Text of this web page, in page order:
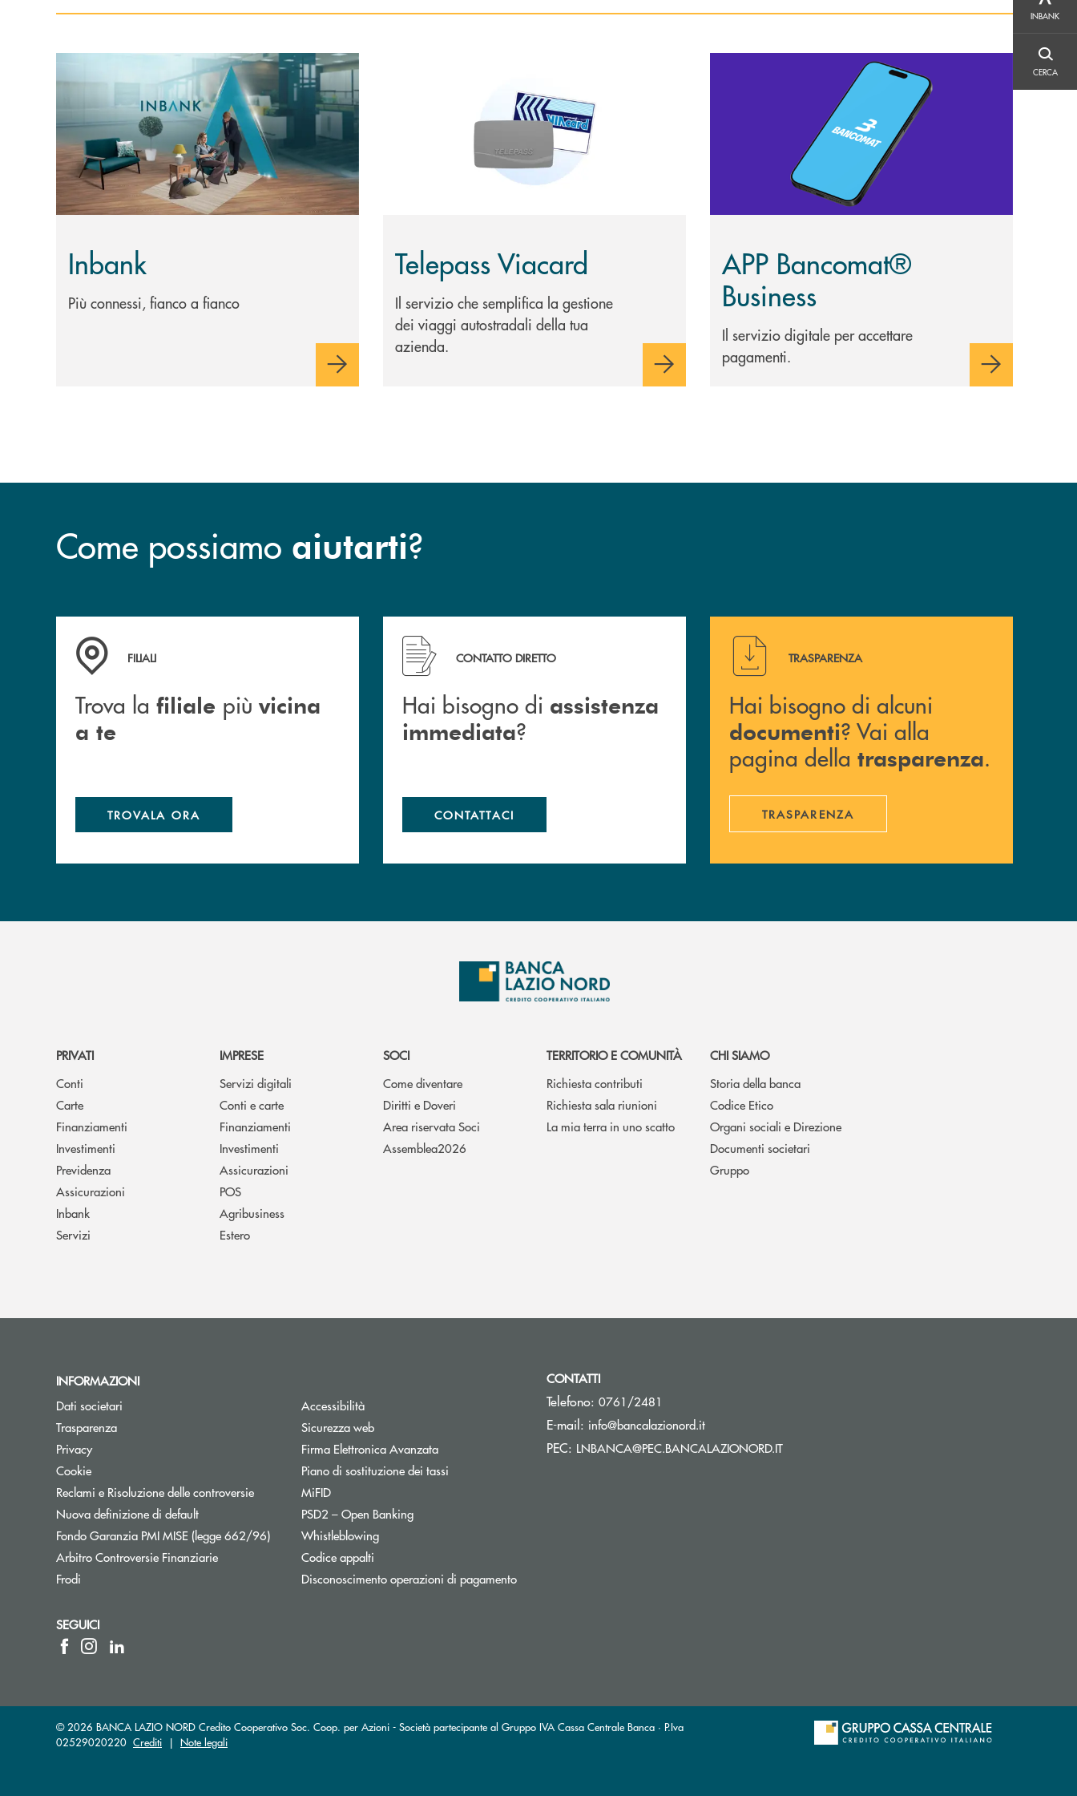
INBANK
CERCA
Inbank
Più connessi, fianco a fianco
Telepass Viacard
Il servizio che semplifica la gestione
dei viaggi autostradali della tua
azienda.
Scopri di più APP Bancomat® Business
APP Bancomat®
Business
Il servizio digitale per accettare
pagamenti.
Come possiamo aiutarti?
Trova la filiale più vicina a te
FILIALI
Trova la filiale più vicina
a te
TROVALA ORA
Hai bisogno di assistenza immediata ?
CONTATTO DIRETTO
Hai bisogno di assistenza
immediata?
CONTATTACI
Hai bisogno di alcuni documenti ? Vai alla pagina della
TRASPARENZA
Hai bisogno di alcuni
documenti? Vai alla
pagina della trasparenza.
TRASPARENZA
PRIVATI
Conti
Carte
Finanziamenti
Investimenti
Previdenza
Assicurazioni
Inbank
Servizi
IMPRESE
Servizi digitali
Conti e carte
Finanziamenti
Investimenti
Assicurazioni
POS
Agribusiness
Estero
SOCI
Come diventare
Diritti e Doveri
Area riservata Soci
Assemblea2026
TERRITORIO E COMUNITÀ
Richiesta contributi
Richiesta sala riunioni
La mia terra in uno scatto
CHI SIAMO
Storia della banca
Codice Etico
Organi sociali e Direzione
Documenti societari
Gruppo
INFORMAZIONI
Dati societari
Trasparenza
Privacy
Cookie
Reclami e Risoluzione delle controversie
Nuova definizione di default
Fondo Garanzia PMI MISE (legge 662/96)Apre una nuova finestra
Arbitro Controversie FinanziarieApre una nuova finestra
Frodi
Accessibilità
Sicurezza web
Firma Elettronica Avanzata
Piano di sostituzione dei tassi
MiFID
PSD2 – Open BankingApre una nuova finestra
Whistleblowing
Codice appalti
Disconoscimento operazioni di pagamento
CONTATTI
Telefono: 0761/2481
E-mail: info@bancalazionord.it(si apre l’app di posta elettronica)
PEC: LNBANCA@PEC.BANCALAZIONORD.IT(si apre l’app di posta elettronica)
SEGUICI
© 2026 BANCA LAZIO NORD Credito Cooperativo Soc. Coop. per Azioni - Società partecipante al Gruppo IVA Cassa Centrale Banca · P.Iva
02529020220 Crediti | Note legali